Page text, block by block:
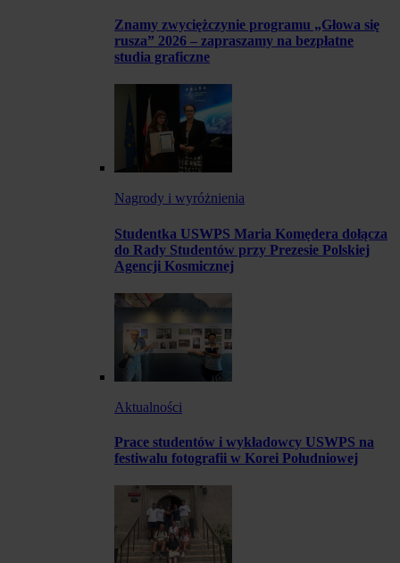
Znamy zwyciężczynie programu „Głowa się
rusza” 2026 – zapraszamy na bezpłatne
studia graficzne
Nagrody i wyróżnienia
Studentka USWPS Maria Komędera dołącza
do Rady Studentów przy Prezesie Polskiej
Agencji Kosmicznej
Aktualności
Prace studentów i wykładowcy USWPS na
festiwalu fotografii w Korei Południowej